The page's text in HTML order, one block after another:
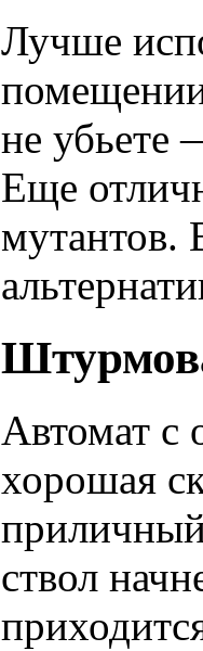
Лучше
помещении
не убьете
Еще
мутантов.
Автомат с
хорошая
ствол